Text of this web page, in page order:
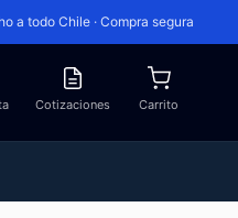
a todo Chile · Compra segura
Cotizaciones Carrito